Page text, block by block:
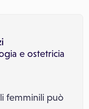
e ostetricia
femminili può